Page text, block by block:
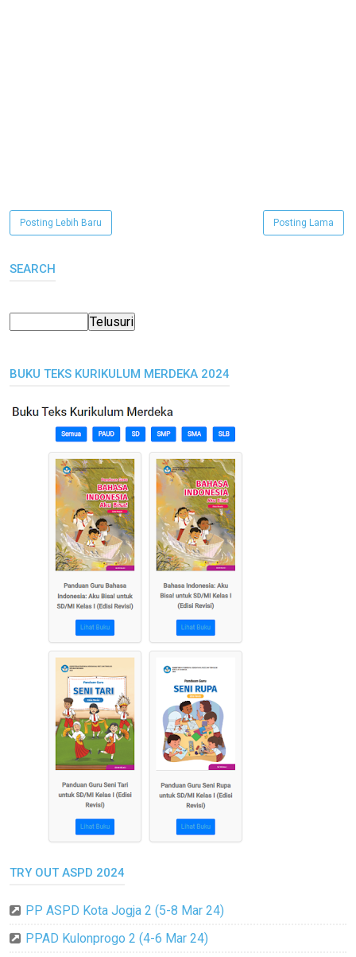
Posting Lebih Baru Posting Lama
SEARCH
BUKU TEKS KURIKULUM MERDEKA 2024
TRY OUT ASPD 2024
PP ASPD Kota Jogja 2 (5-8 Mar 24)
PPAD Kulonprogo 2 (4-6 Mar 24)